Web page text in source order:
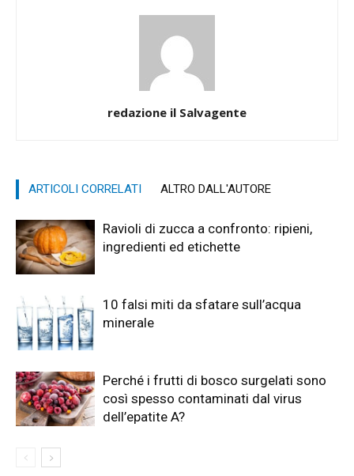
redazione il Salvagente
ARTICOLI CORRELATI ALTRO DALL'AUTORE
Ravioli di zucca a confronto: ripieni,
ingredienti ed etichette
10 falsi miti da sfatare sull’acqua
minerale
Perché i frutti di bosco surgelati sono
così spesso contaminati dal virus
dell’epatite A?